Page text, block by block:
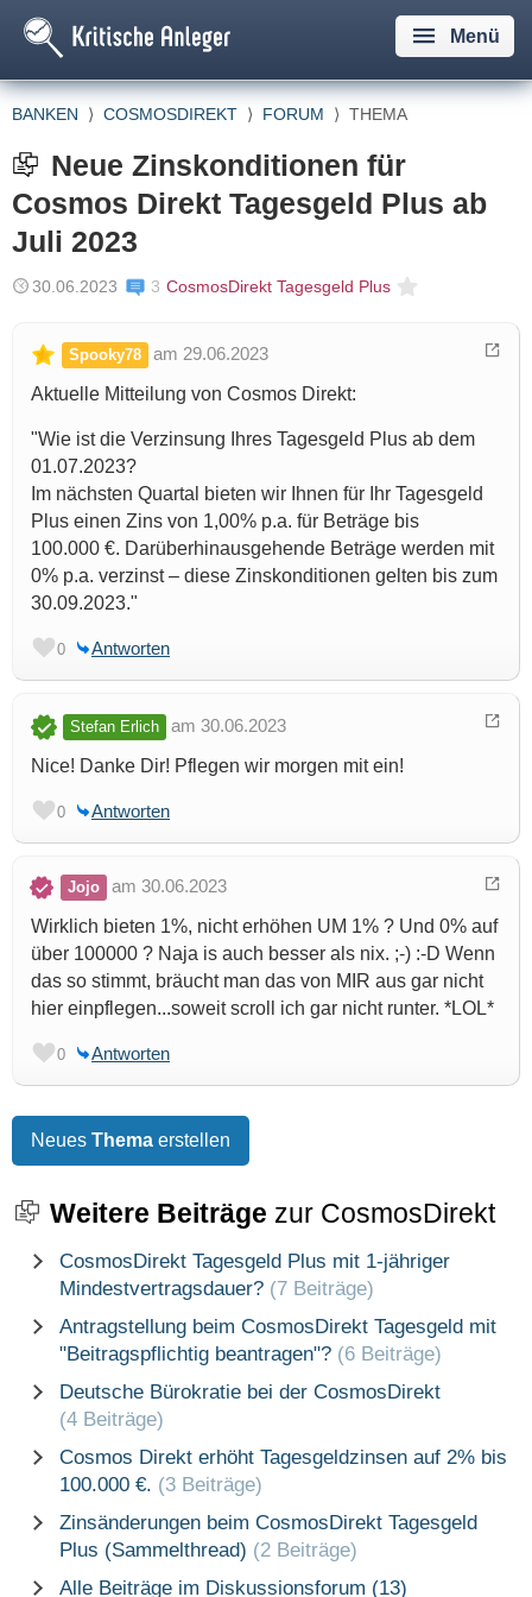
Menü
BANKEN ⟩ COSMOSDIREKT ⟩ FORUM ⟩ THEMA
Neue Zinskonditionen für
Cosmos Direkt Tagesgeld Plus ab
Juli 2023
30.06.2023 3 CosmosDirekt Tagesgeld Plus
Spooky78
am 29.06.2023
Aktuelle Mitteilung von Cosmos Direkt:
"Wie ist die Verzinsung Ihres Tagesgeld Plus ab dem
01.07.2023?
Im nächsten Quartal bieten wir Ihnen für Ihr Tagesgeld
Plus einen Zins von 1,00% p.a. für Beträge bis
100.000 €. Darüberhinausgehende Beträge werden mit
0% p.a. verzinst – diese Zinskonditionen gelten bis zum
30.09.2023."
0 Antworten
Stefan Erlich
am 30.06.2023
Nice! Danke Dir! Pflegen wir morgen mit ein!
0 Antworten
Jojo
am 30.06.2023
Wirklich bieten 1%, nicht erhöhen UM 1% ? Und 0% auf
über 100000 ? Naja is auch besser als nix. ;-) :-D Wenn
das so stimmt, bräucht man das von MIR aus gar nicht
hier einpflegen...soweit scroll ich gar nicht runter. *LOL*
0 Antworten
Neues Thema erstellen
Weitere Beiträge zur CosmosDirekt
CosmosDirekt Tagesgeld Plus mit 1-jähriger
Mindestvertragsdauer? (7 Beiträge)
Antragstellung beim CosmosDirekt Tagesgeld mit
"Beitragspflichtig beantragen"? (6 Beiträge)
Deutsche Bürokratie bei der CosmosDirekt
(4 Beiträge)
Cosmos Direkt erhöht Tagesgeldzinsen auf 2% bis
100.000 €. (3 Beiträge)
Zinsänderungen beim CosmosDirekt Tagesgeld
Plus (Sammelthread) (2 Beiträge)
Alle Beiträge im Diskussionsforum (13)